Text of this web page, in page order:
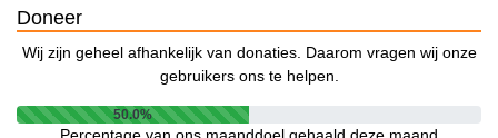
Doneer
Wij zijn geheel afhankelijk van donaties. Daarom vragen wij onze
gebruikers ons te helpen.
50.0%